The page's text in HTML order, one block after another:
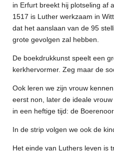
in Erfurt breekt hij plotseling af
1517 is Luther werkzaam in
dat het aanslaan van de 95
grote gevolgen zal hebben.
De boekdrukkunst speelt een
kerkhervormer. Zeg maar de
Ook leren we zijn vrouw
eerst non, later de ideale
in een heftige tijd: de
In de strip volgen we ook de
Het einde van Luthers leven is